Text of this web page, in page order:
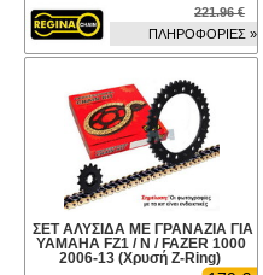
221.96 €
ΠΛΗΡΟΦΟΡΙΕΣ »
ΣΕΤ ΑΛΥΣΙΔΑ ΜΕ ΓΡΑΝΑΖΙΑ ΓΙΑ
YAMAHA FZ1 / N / FAZER 1000
2006-13 (Χρυσή Z-Ring)